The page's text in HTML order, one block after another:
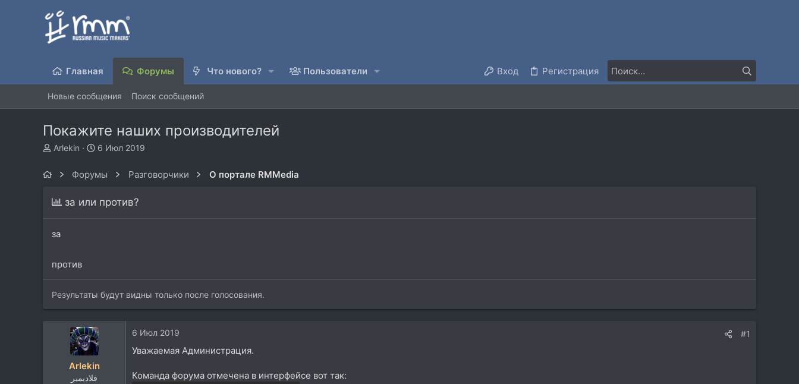
Главная Форумы Что нового? Пользователи Вход Регистрация
Новые сообщения Поиск сообщений
Покажите наших производителей
А
т
ы
Arlekin
Д
а
а
6 Июл 2019
Форумы Разговорчики О портале RMMedia
за или против?
за
против
Результаты будут видны только после голосования.
Arlekin
فلاديمير
6 Июл 2019 #1
Уважаемая Администрация.
Команда форума отмечена в интерфейсе вот так: